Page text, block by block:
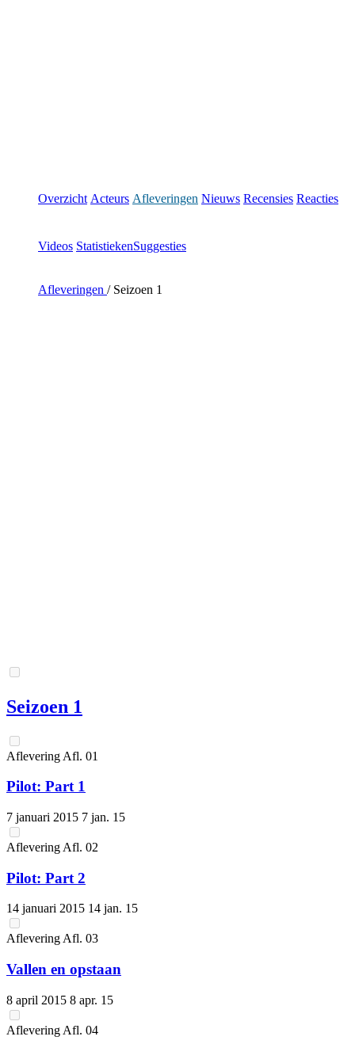
Overzicht Acteurs Afleveringen Nieuws Recensies Reacties
Videos StatistiekenSuggesties
Afleveringen /Seizoen 1
Seizoen 1
Aflevering Afl. 01
Pilot: Part 1
7 januari 2015 7 jan. 15
Aflevering Afl. 02
Pilot: Part 2
14 januari 2015 14 jan. 15
Aflevering Afl. 03
Vallen en opstaan
8 april 2015 8 apr. 15
Aflevering Afl. 04